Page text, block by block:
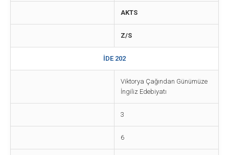
AKTS
Z/S
İDE 202
Viktorya Çağından Günümüze
İngiliz Edebiyatı
3
6